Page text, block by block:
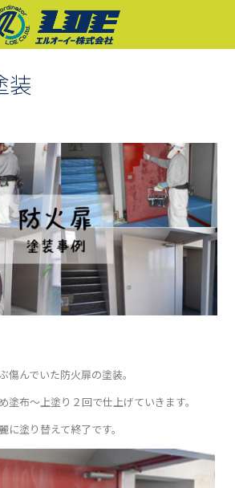
装
傷んでいた防火扉の塗装。
塗布〜上塗り２回で仕上げていきます。
に塗り替えて終了です。